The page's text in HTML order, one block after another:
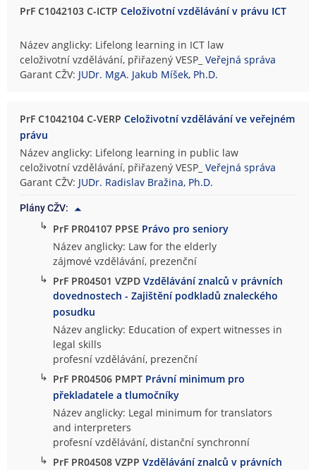
PrF C1042103 C-ICTPCeloživotní vzdělávání v právu ICT
Název anglicky: Lifelong learning in ICT law
celoživotní vzdělávání, přiřazený VESP_Veřejná správa
Garant CŽV: JUDr. MgA. Jakub Míšek, Ph.D.
PrF C1042104 C-VERPCeloživotní vzdělávání ve veřejném
právu
Název anglicky: Lifelong learning in public law
celoživotní vzdělávání, přiřazený VESP_Veřejná správa
Garant CŽV: JUDr. Radislav Bražina, Ph.D.
Plány CŽV:
↳ PrF PR04107 PPSE Právo pro seniory
Název anglicky: Law for the elderly
zájmové vzdělávání, prezenční
↳ PrF PR04501 VZPDVzdělávání znalců v právních
dovednostech - Zajištění podkladů znaleckého
posudku
Název anglicky: Education of expert witnesses in
legal skills
profesní vzdělávání, prezenční
↳ PrF PR04506 PMPT Právní minimum pro
překladatele a tlumočníky
Název anglicky: Legal minimum for translators
and interpreters
profesní vzdělávání, distanční synchronní
↳ PrF PR04508 VZPPVzdělávání znalců v právních